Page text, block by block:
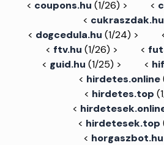
< coupons.hu (1/26) > <
< cukraszdak.hu
< dogcedula.hu (1/24) >
< ftv.hu (1/26) > <
< guid.hu (1/25) > <
< hirdetes.online
< hirdetes.top
<
< hirdetesek.top
< horgaszbot.hu